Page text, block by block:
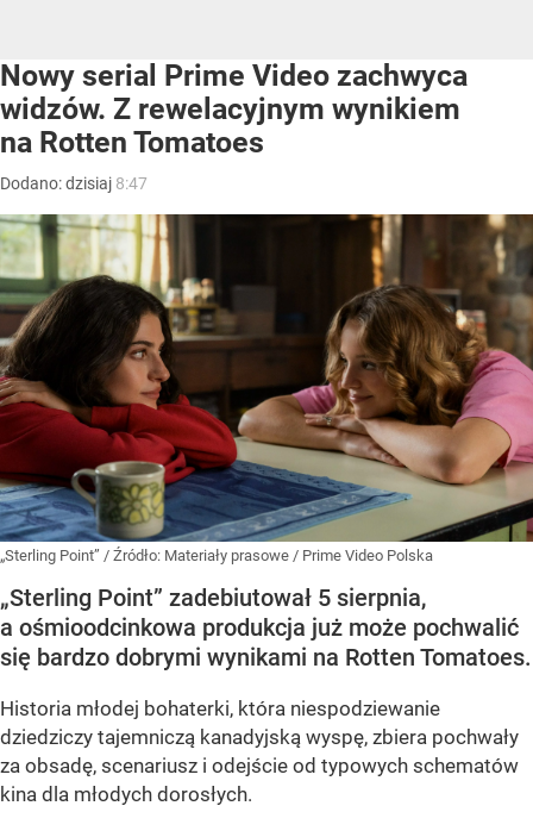
Nowy serial Prime Video zachwyca
widzów. Z rewelacyjnym wynikiem
na Rotten Tomatoes
Dodano:dzisiaj 8:47
„Sterling Point” / Źródło: Materiały prasowe / Prime Video Polska
„Sterling Point” zadebiutował 5 sierpnia,
a ośmioodcinkowa produkcja już może pochwalić
się bardzo dobrymi wynikami na Rotten Tomatoes.
Historia młodej bohaterki, która niespodziewanie
dziedziczy tajemniczą kanadyjską wyspę, zbiera pochwały
za obsadę, scenariusz i odejście od typowych schematów
kina dla młodych dorosłych.